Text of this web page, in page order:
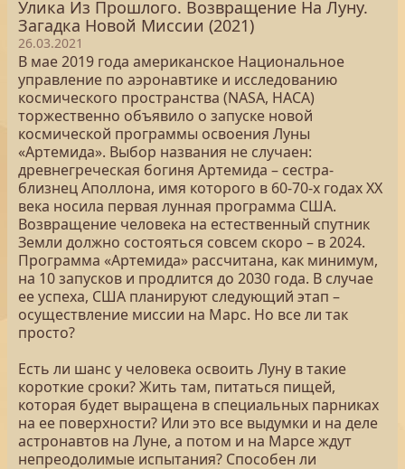
Улика Из Прошлого. Возвращение На Луну.
Загадка Новой Миссии (2021)
26.03.2021
В мае 2019 года американское Национальное
управление по аэронавтике и исследованию
космического пространства (NASA, НАСА)
торжественно объявило о запуске новой
космической программы освоения Луны
«Артемида». Выбор названия не случаен:
древнегреческая богиня Артемида – сестра-
близнец Аполлона, имя которого в 60-70-х годах ХХ
века носила первая лунная программа США.
Возвращение человека на естественный спутник
Земли должно состояться совсем скоро – в 2024.
Программа «Артемида» рассчитана, как минимум,
на 10 запусков и продлится до 2030 года. В случае
ее успеха, США планируют следующий этап –
осуществление миссии на Марс. Но все ли так
просто?
Есть ли шанс у человека освоить Луну в такие
короткие сроки? Жить там, питаться пищей,
которая будет выращена в специальных парниках
на ее поверхности? Или это все выдумки и на деле
астронавтов на Луне, а потом и на Марсе ждут
непреодолимые испытания? Способен ли